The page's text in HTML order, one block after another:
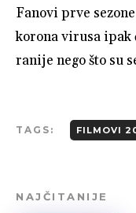
Fanovi prve
korona virusa ipak
ranije nego što su
TAGS: FILMOVI
NAJČITANIJE